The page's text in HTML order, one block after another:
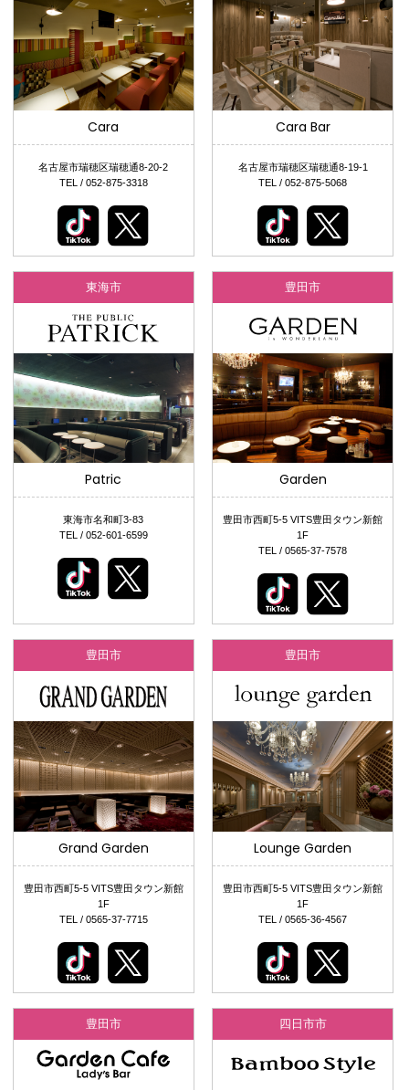
Cara
名古屋市瑞穂区瑞穂通8-20-2
TEL / 052-875-3318
Cara Bar
名古屋市瑞穂区瑞穂通8-19-1
TEL / 052-875-5068
東海市
Patric
東海市名和町3-83
TEL / 052-601-6599
豊田市
Garden
豊田市西町5-5 VITS豊田タウン新館
1F
TEL / 0565-37-7578
豊田市
Grand Garden
豊田市西町5-5 VITS豊田タウン新館
1F
TEL / 0565-37-7715
豊田市
Lounge Garden
豊田市西町5-5 VITS豊田タウン新館
1F
TEL / 0565-36-4567
豊田市 四日市市